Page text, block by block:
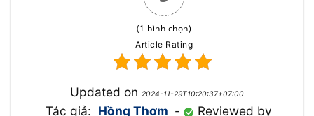
(1 bình chọn)
Article Rating
Updated on 2024-11-29T10:20:37+07:00
Tác giả: Hồng Thơm -
Reviewed by